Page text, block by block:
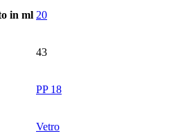
fine
in ml 20
43
PP 18
Vetro